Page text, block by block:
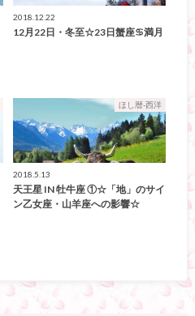
2018.12.22
12月22日・冬至☆23日蟹座♋満月
ほし暦-西洋
2018.5.13
天王星 IN 牡牛座 ①☆「地」のサイ
ン乙女座・山羊座への影響☆